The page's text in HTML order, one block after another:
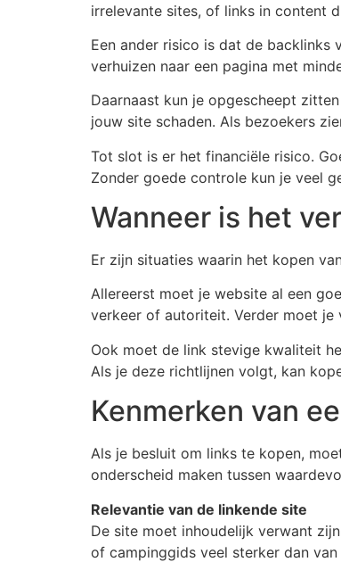
irrelevante sites, of links in content
Een ander risico is dat de
verhuizen naar een pagina met
Daarnaast kun je opgescheept
jouw site schaden. Als bezoekers
Tot slot is er het financiële risico.
Zonder goede controle kun je veel
Wanneer is het
Er zijn situaties waarin het kopen
Allereerst moet je website al een
verkeer of autoriteit. Verder moet je
Ook moet de link stevige kwaliteit
Als je deze richtlijnen volgt, kan
Kenmerken van
Als je besluit om links te kopen,
onderscheid maken tussen
Relevantie van de linkende site
De site moet inhoudelijk verwant
of campinggids veel sterker dan